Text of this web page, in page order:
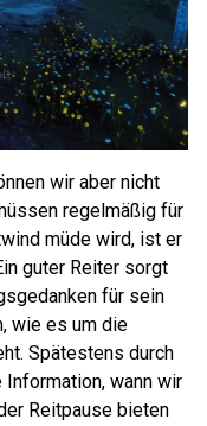
wir aber nicht
regelmäßig für
müde wird, ist er
guter Reiter sorgt
für sein
wie es um die
Spätestens durch
wann wir
Reitpause bieten